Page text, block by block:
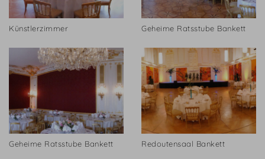
Künstlerzimmer Geheime Ratsstube Bankett
Geheime Ratsstube Bankett Redoutensaal Bankett